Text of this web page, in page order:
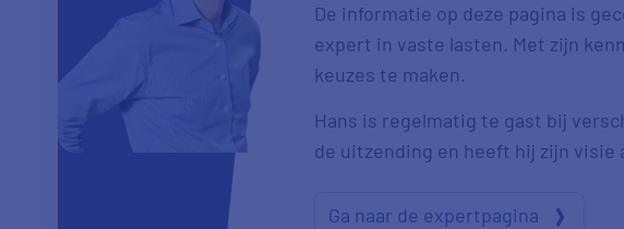
De informatie op deze pagina is
expert in vaste lasten. Met zijn
keuzes te maken.
Hans is regelmatig te gast bij
de uitzending en heeft hij zijn visie
Ga naar de expertpagina